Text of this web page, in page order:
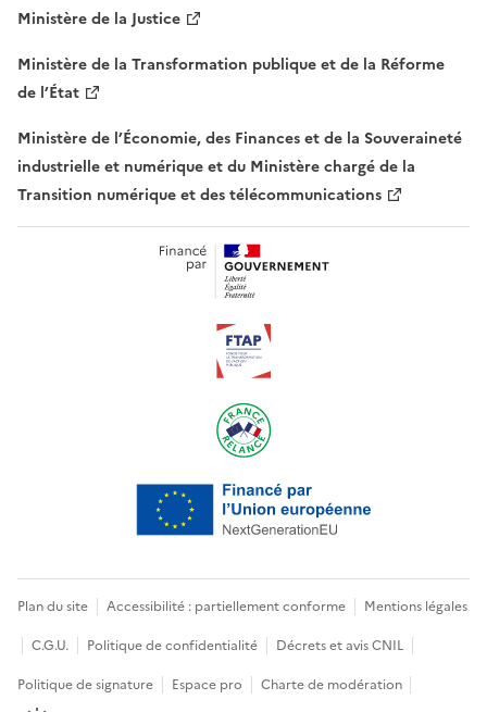
Ministère de la Justice
Ministère de la Transformation publique et de la Réforme
de l’État
Ministère de l’Économie, des Finances et de la Souveraineté
industrielle et numérique et du Ministère chargé de la
Transition numérique et des télécommunications
Plan du site Accessibilité : partiellement conforme
Mentions légales
C.G.U.
Politique de confidentialité
Décrets et avis CNIL
Politique de signature
Espace pro
Charte de modération